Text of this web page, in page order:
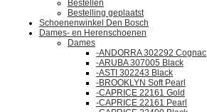
Bestellen
Bestelling geplaatst
Schoenenwinkel Den Bosch
Dames- en Herenschoenen
Dames
-ANDORRA 302292 Cognac
-ARUBA 307005 Black
-ASTI 302243 Black
-BROOKLYN Soft Pearl
-CAPRICE 22161 Gold
-CAPRICE 22161 Pearl